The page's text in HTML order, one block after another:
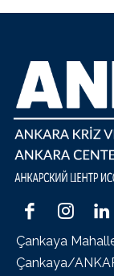
Çankaya
Çankaya/